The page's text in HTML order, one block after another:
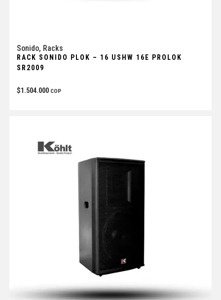
Sonido, Racks
RACK SONIDO PLOK – 16 USHW 16E PROLOK
SR2009
$1.504.000 COP